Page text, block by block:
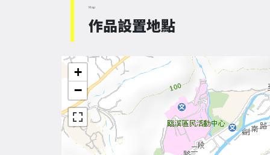
Map
作品設置地點
+
−